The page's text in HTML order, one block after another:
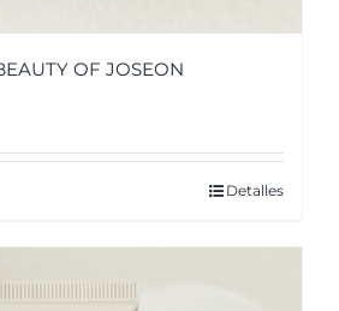
OF JOSEON
Detalles